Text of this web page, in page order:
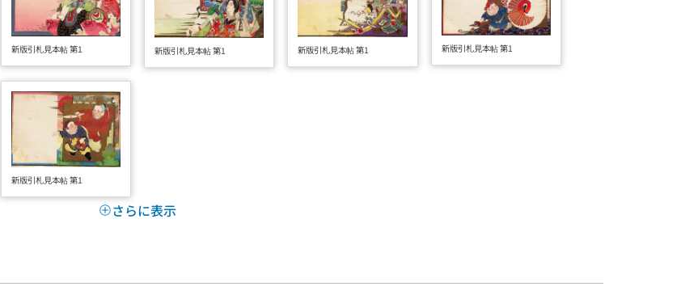
新版引札見本帖 第1 新版引札見本帖 第1 新版引札見本帖 第1 新版引札見本帖 第1
新版引札見本帖 第1
さらに表示